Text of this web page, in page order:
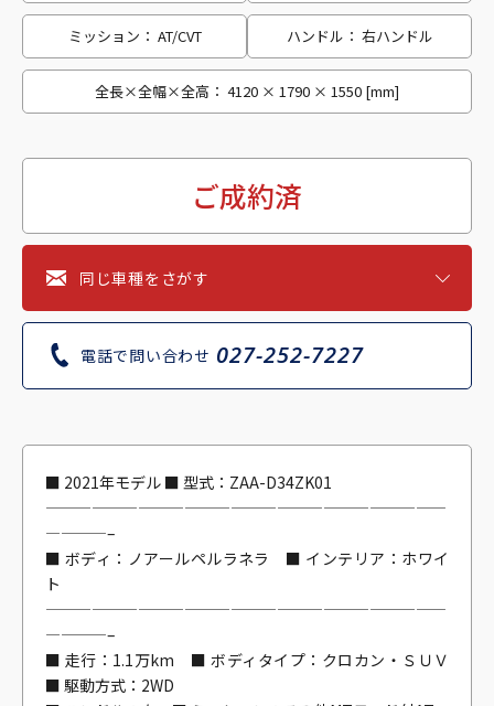
ミッション： AT/CVT ハンドル： 右ハンドル
全長×全幅×全高： 4120 × 1790 × 1550 [mm]
ご成約済
同じ車種をさがす
電話で問い合わせ 027-252-7227
■ 2021年モデル ■ 型式：ZAA-D34ZK01
——————————————————————————
————–
■ ボディ：ノアールペルラネラ ■ インテリア：ホワイ
ト
——————————————————————————
————–
■ 走行：1.1万km ■ ボディタイプ：クロカン・ＳＵＶ
■ 駆動方式：2WD